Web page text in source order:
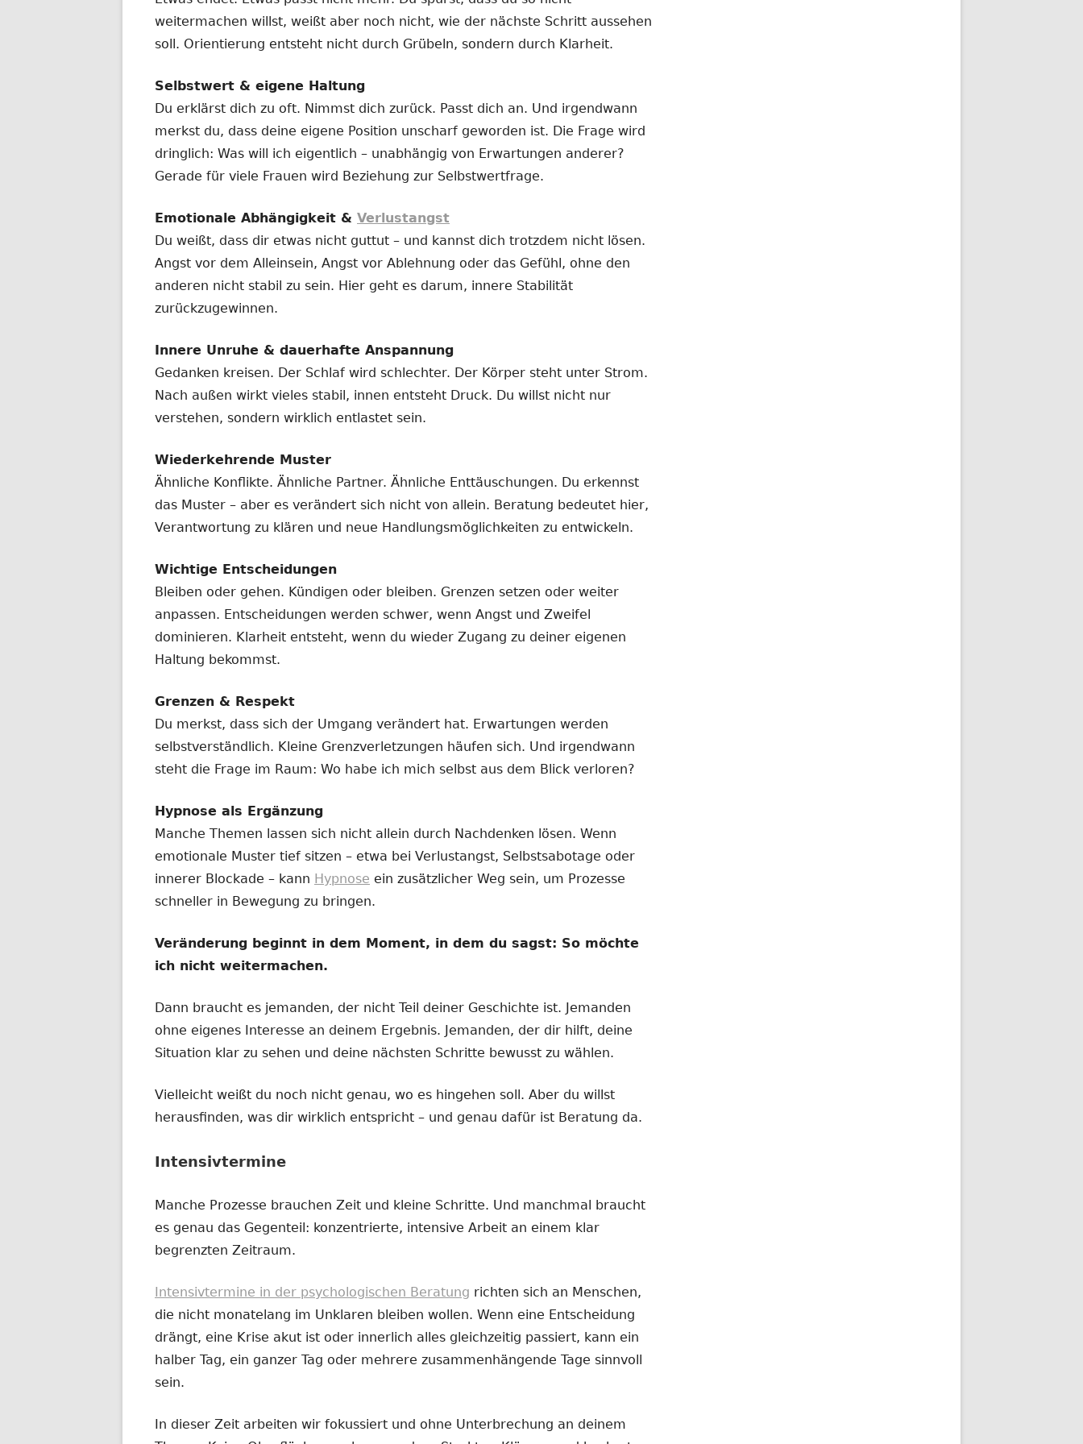
weitermachen willst, weißt aber noch nicht, wie der nächste Schritt aussehen
soll. Orientierung entsteht nicht durch Grübeln, sondern durch Klarheit.
Selbstwert & eigene Haltung
Du erklärst dich zu oft. Nimmst dich zurück. Passt dich an. Und irgendwann
merkst du, dass deine eigene Position unscharf geworden ist. Die Frage wird
dringlich: Was will ich eigentlich – unabhängig von Erwartungen anderer?
Gerade für viele Frauen wird Beziehung zur Selbstwertfrage.
Emotionale Abhängigkeit & Verlustangst
Du weißt, dass dir etwas nicht guttut – und kannst dich trotzdem nicht lösen.
Angst vor dem Alleinsein, Angst vor Ablehnung oder das Gefühl, ohne den
anderen nicht stabil zu sein. Hier geht es darum, innere Stabilität
zurückzugewinnen.
Innere Unruhe & dauerhafte Anspannung
Gedanken kreisen. Der Schlaf wird schlechter. Der Körper steht unter Strom.
Nach außen wirkt vieles stabil, innen entsteht Druck. Du willst nicht nur
verstehen, sondern wirklich entlastet sein.
Wiederkehrende Muster
Ähnliche Konflikte. Ähnliche Partner. Ähnliche Enttäuschungen. Du erkennst
das Muster – aber es verändert sich nicht von allein. Beratung bedeutet hier,
Verantwortung zu klären und neue Handlungsmöglichkeiten zu entwickeln.
Wichtige Entscheidungen
Bleiben oder gehen. Kündigen oder bleiben. Grenzen setzen oder weiter
anpassen. Entscheidungen werden schwer, wenn Angst und Zweifel
dominieren. Klarheit entsteht, wenn du wieder Zugang zu deiner eigenen
Haltung bekommst.
Grenzen & Respekt
Du merkst, dass sich der Umgang verändert hat. Erwartungen werden
selbstverständlich. Kleine Grenzverletzungen häufen sich. Und irgendwann
steht die Frage im Raum: Wo habe ich mich selbst aus dem Blick verloren?
Hypnose als Ergänzung
Manche Themen lassen sich nicht allein durch Nachdenken lösen. Wenn
emotionale Muster tief sitzen – etwa bei Verlustangst, Selbstsabotage oder
innerer Blockade – kann Hypnose ein zusätzlicher Weg sein, um Prozesse
schneller in Bewegung zu bringen.
Veränderung beginnt in dem Moment, in dem du sagst: So möchte
ich nicht weitermachen.
Dann braucht es jemanden, der nicht Teil deiner Geschichte ist. Jemanden
ohne eigenes Interesse an deinem Ergebnis. Jemanden, der dir hilft, deine
Situation klar zu sehen und deine nächsten Schritte bewusst zu wählen.
Vielleicht weißt du noch nicht genau, wo es hingehen soll. Aber du willst
herausfinden, was dir wirklich entspricht – und genau dafür ist Beratung da.
Intensivtermine
Manche Prozesse brauchen Zeit und kleine Schritte. Und manchmal braucht
es genau das Gegenteil: konzentrierte, intensive Arbeit an einem klar
begrenzten Zeitraum.
Intensivtermine in der psychologischen Beratung richten sich an Menschen,
die nicht monatelang im Unklaren bleiben wollen. Wenn eine Entscheidung
drängt, eine Krise akut ist oder innerlich alles gleichzeitig passiert, kann ein
halber Tag, ein ganzer Tag oder mehrere zusammenhängende Tage sinnvoll
sein.
In dieser Zeit arbeiten wir fokussiert und ohne Unterbrechung an deinem